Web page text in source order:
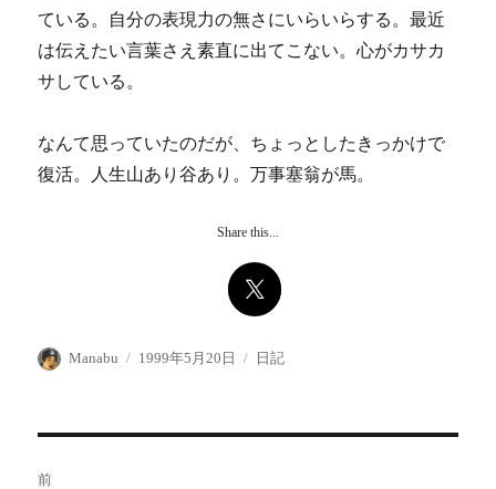
ている。自分の表現力の無さにいらいらする。最近
は伝えたい言葉さえ素直に出てこない。心がカサカ
サしている。
なんて思っていたのだが、ちょっとしたきっかけで
復活。人生山あり谷あり。万事塞翁が馬。
Share this...
投
Manabu
投
1999年5月20日
カ
日記
前